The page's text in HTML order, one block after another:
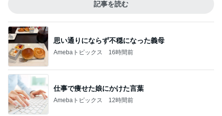
Amebaトピックス 16時間前
仕事で痩せた娘にかけた言葉
Amebaトピックス 12時間前
世帯年収2000万以下は貧困層の街
Amebaトピックス 1日前